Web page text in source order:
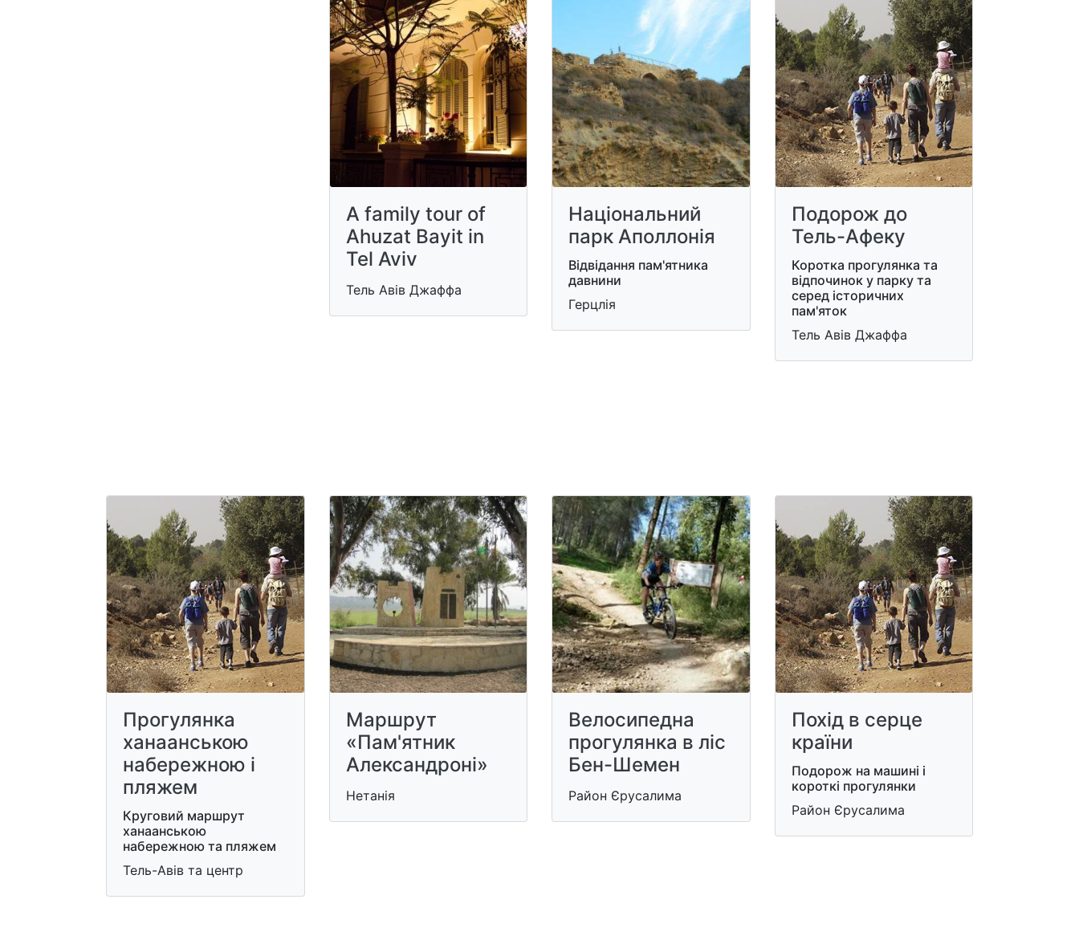
A family tour of
Ahuzat Bayit in
Tel Aviv
Тель Авів Джаффа
Національний
парк Аполлонія
Відвідання пам'ятника
давнини
Герцлія
Подорож до
Тель-Афеку
Коротка прогулянка та
відпочинок у парку та
серед історичних
пам'яток
Тель Авів Джаффа
Прогулянка
ханаанською
набережною і
пляжем
Круговий маршрут
ханаанською
набережною та пляжем
Тель-Авів та центр
Маршрут
«Пам'ятник
Александроні»
Нетанія
Велосипедна
прогулянка в ліс
Бен-Шемен
Район Єрусалима
Похід в серце
країни
Подорож на машині і
короткі прогулянки
Район Єрусалима